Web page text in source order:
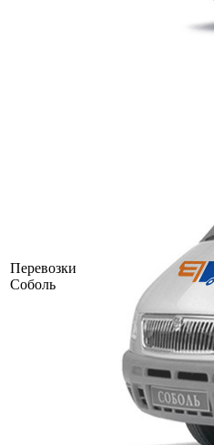
Перевозки
Соболь